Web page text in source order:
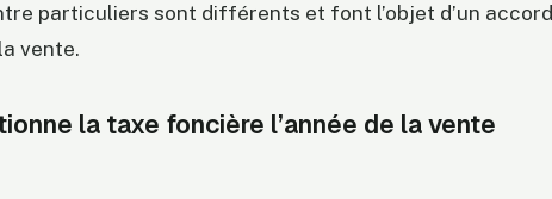
particuliers sont différents et font l’objet d’un accord
vente.
la taxe foncière l’année de la vente